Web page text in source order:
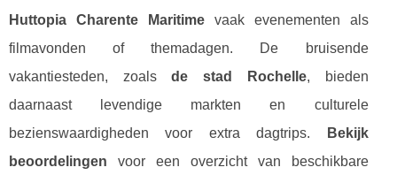
Huttopia Charente Maritimevaak evenementen als
filmavonden of themadagen. De bruisende
vakantiesteden, zoalsde stad Rochelle, bieden
daarnaast levendige markten en culturele
bezienswaardigheden voor extra dagtrips.
Bekijk
beoordelingen voor een overzicht van beschikbare